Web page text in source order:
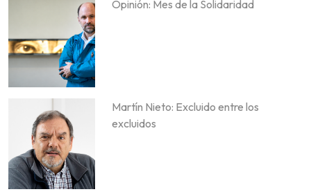
Opinión: Mes de la Solidaridad
Martín Nieto: Excluido entre los
excluidos